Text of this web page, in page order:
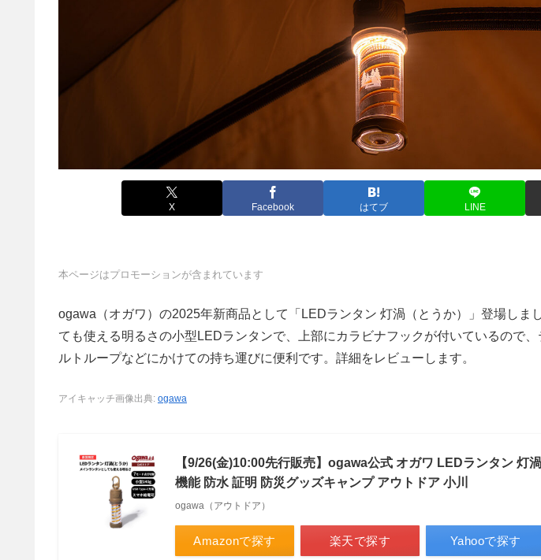
X Facebook はてブ LINE
本ページはプロモーションが含まれています
ogawa（オガワ）の2025年新商品として「LEDランタン 灯渦（とうか）」登場しま
ても使える明るさの小型LEDランタンで、上部にカラビナフックが付いているので
ルトループなどにかけての持ち運びに便利です。詳細をレビューします。
アイキャッチ画像出典: ogawa
【9/26(金)10:00先行販売】ogawa公式 オガワ LEDランタン 灯
機能 防水 証明 防災グッズキャンプ アウトドア 小川
ogawa（アウトドア）
Amazonで探す 楽天で探す Yahooで探す